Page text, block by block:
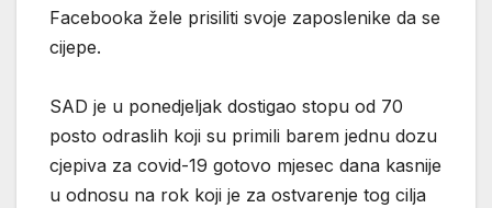
Facebooka žele prisiliti svoje zaposlenike da se
cijepe.
SAD je u ponedjeljak dostigao stopu od 70
posto odraslih koji su primili barem jednu dozu
cjepiva za covid-19 gotovo mjesec dana kasnije
u odnosu na rok koji je za ostvarenje tog cilja